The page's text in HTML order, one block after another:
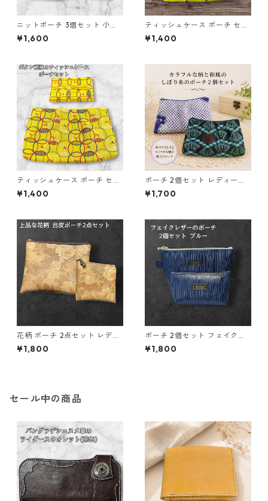
ニットポーチ 3個セット 小物
入れ n55 化粧ポーチ ハンドメ
イド ギフト
¥1,600
ティッシュケース ポーチ セッ
ト パンダ柄 o28 小物入れ ハ
ンドメイド 化粧ポーチ
¥1,400
ティッシュケース ポーチ セッ
ト ボタン柄 o29 小物入れ ハ
ンドメイド 化粧ポーチ
¥1,400
ポーチ 2個セット レディース
和柄 o35 小物入れ ハンドメイ
ド ギフト 化粧ポーチ
¥1,700
花柄 ポーチ 2点セット レディ
ース 化粧ポーチ o41 合皮 小物
入れ ハンドメイド ギフト
¥1,800
ポーチ 2個セット フェイクレ
ザー ブルー 大小セット o44
小物入れ ハンドメイド 化粧ポ
¥1,800
セール中の商品